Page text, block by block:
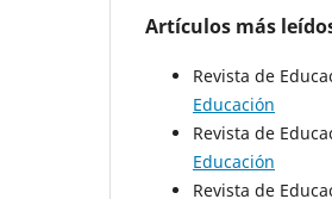
Artículos más
Revista de
Educación
Revista de
Educación
Revista de